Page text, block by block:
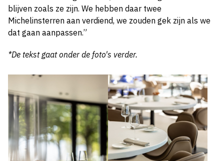
blijven zoals ze zijn. We hebben daar twee
Michelinsterren aan verdiend, we zouden gek zijn als we
dat gaan aanpassen.”
*De tekst gaat onder de foto's verder.